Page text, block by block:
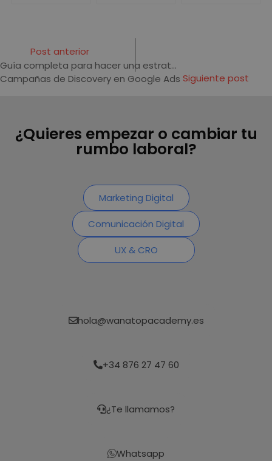
que debes
saber]
exitosa?
Post anterior
Guía completa para hacer una estrategia de email marketing
Campañas de Discovery en Google Ads Siguiente post
¿Quieres empezar o cambiar tu
rumbo laboral?
Marketing Digital
Comunicación Digital
UX & CRO
hola@wanatopacademy.es
+34 876 27 47 60
¿Te llamamos?
Whatsapp